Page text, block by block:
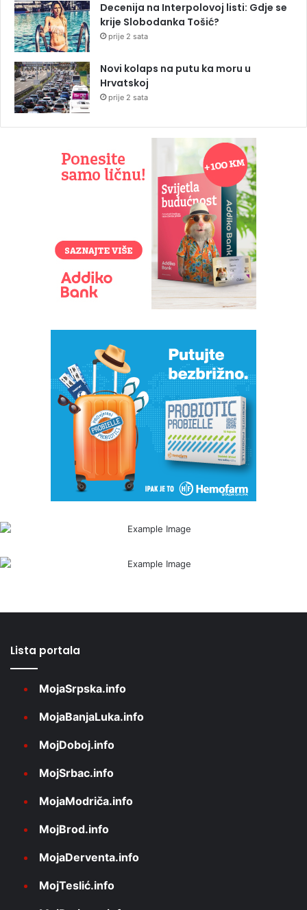
Decenija na Interpolovoj listi: Gdje se
krije Slobodanka Tošić?
prije 2 sata
Novi kolaps na putu ka moru u
Hrvatskoj
prije 2 sata
Lista portala
MojaSrpska.info
MojaBanjaLuka.info
MojDoboj.info
MojSrbac.info
MojaModriča.info
MojBrod.info
MojaDerventa.info
MojTeslić.info